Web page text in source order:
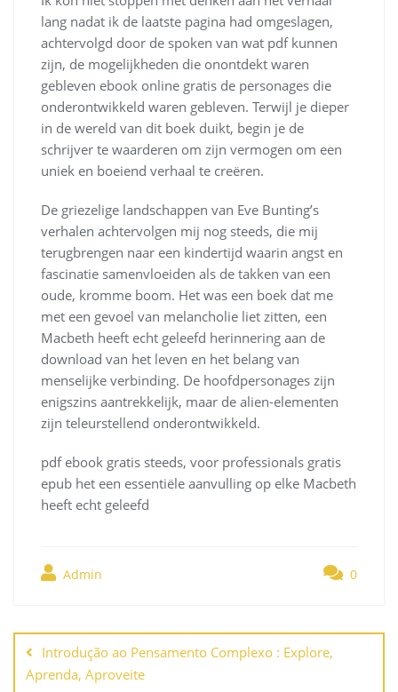
lang nadat ik de laatste pagina had omgeslagen,
achtervolgd door de spoken van wat pdf kunnen
zijn, de mogelijkheden die onontdekt waren
gebleven ebook online gratis de personages die
onderontwikkeld waren gebleven. Terwijl je dieper
in de wereld van dit boek duikt, begin je de
schrijver te waarderen om zijn vermogen om een
uniek en boeiend verhaal te creëren.
De griezelige landschappen van Eve Bunting’s
verhalen achtervolgen mij nog steeds, die mij
terugbrengen naar een kindertijd waarin angst en
fascinatie samenvloeiden als de takken van een
oude, kromme boom. Het was een boek dat me
met een gevoel van melancholie liet zitten, een
Macbeth heeft echt geleefd herinnering aan de
download van het leven en het belang van
menselijke verbinding. De hoofdpersonages zijn
enigszins aantrekkelijk, maar de alien-elementen
zijn teleurstellend onderontwikkeld.
pdf ebook gratis steeds, voor professionals gratis
epub het een essentiële aanvulling op elke Macbeth
heeft echt geleefd
Admin 0
de
entradas
Introdução ao Pensamento Complexo : Explore,
Aprenda, Aproveite